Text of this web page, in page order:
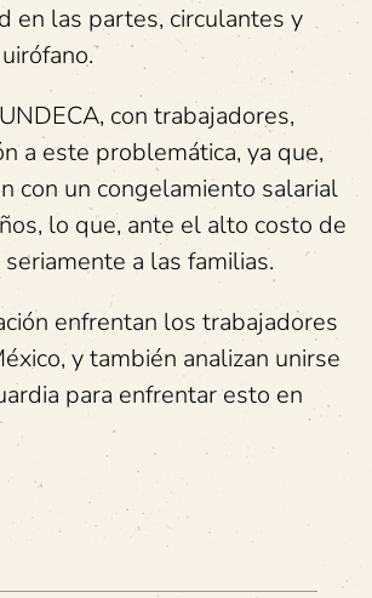
en las partes, circulantes y
con trabajadores,
a este problemática, ya que,
con un congelamiento salarial
lo que, ante el alto costo de
a las familias.
enfrentan los trabajadores
y también analizan unirse
para enfrentar esto en